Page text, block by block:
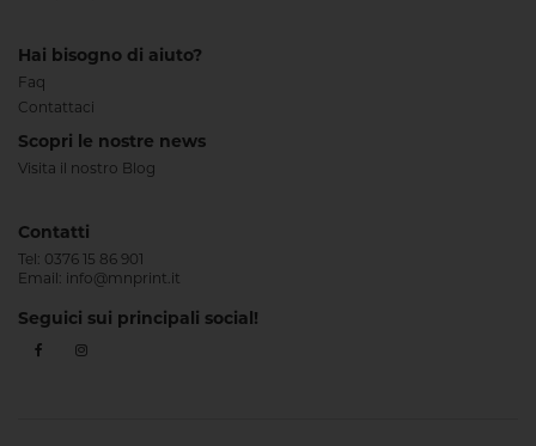
Hai bisogno di aiuto?
Faq
Contattaci
Scopri le nostre news
Visita il nostro Blog
Contatti
Tel: 0376 15 86 901
Email: info@mnprint.it
Seguici sui principali social!